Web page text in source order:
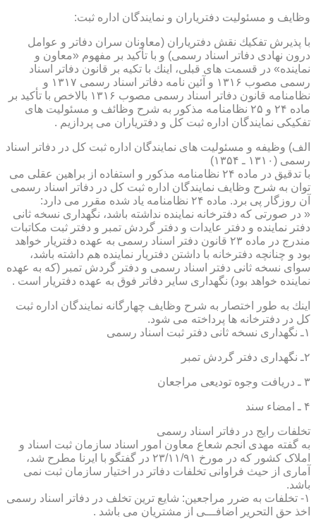
وظایف و مسئولیت دفتریاران و نمایندگان اداره ثبت:
با پذیرش تفكیك نقش دفتریاران (معاونان سران دفاتر و عوامل
درون نهادی دفاتر اسناد رسمی) و با تأكید بر مفهوم «معاون و
نماینده» در قسمت های قبلی، اینك با تكیه بر قانون دفاتر اسناد
رسمی مصوب ۱۳۱۶ و آئین نامه دفاتر اسناد رسمی ۱۳۱۷ و
نظامنامه قانون دفاتر اسناد رسمی مصوب ۱۳۱۶ بالاخص با تأكید بر
ماده ۲۴ و ۲۵ نظامنامه مذكور به شرح وظائف و مسئولیت های
تفكیكی نمایندگان اداره ثبت كل و دفتریاران می پردازیم .
الف) وظیفه و مسئولیت های نمایندگان اداره ثبت كل در دفاتر اسناد
رسمی (۱۳۱۰ ـ ۱۳۵۴)
با تدقیق در ماده ۲۴ نظامنامه مذكور و استفاده از براهین عقلی می
توان به شرح وظایف نمایندگان اداره ثبت كل در دفاتر اسناد رسمی
آن روزگار پی برد. ماده ۲۴ نظامنامه یاد شده مقرر می دارد:
« در صورتی كه دفترخانه نماینده نداشته باشد، نگهداری نسخه ثانی
دفتر نماینده و دفتر عایدات و دفتر گردش تمبر و دفتر ثبت مكاتبات
مندرج در ماده ۲۳ قانون دفتر اسناد رسمی به عهده دفتریار خواهد
بود و چنانچه دفترخانه با داشتن دفتریار نماینده هم داشته باشد،
سوای نسخه ثانی دفتر اسناد رسمی و دفتر گردش تمبر (كه به عهده
نماینده خواهد بود) نگهداری سایر دفاتر فوق به عهده دفتریار است .
اینك به طور اختصار به شرح وظایف چهارگانه نمایندگان اداره ثبت
كل در دفترخانه ها پرداخته می شود.
۱ـ نگهداری نسخه ثانی دفتر ثبت اسناد رسمی
۲ـ نگهداری دفتر گردش تمبر
۳ ـ دریافت وجوه تودیعی مراجعان
۴ ـ امضاء سند
تخلفات رایج در دفاتر اسناد رسمی
به گفته مهدی انجم شعاع معاون امور اسناد سازمان ثبت اسناد و
املاک کشور که در مورخ ۲۳/۱۱/۹۱ در گفتگو با ایرنا مطرح شد،
آماری از حیث فراوانی تخلفات دفاتر در اختیار سازمان ثبت نمی
باشد.
۱- تخلفات به ضرر مراجعین: شایع ترین تخلف در دفاتر اسناد رسمی
اخذ حق التحریر اضافـــی از مشتریان می باشد .